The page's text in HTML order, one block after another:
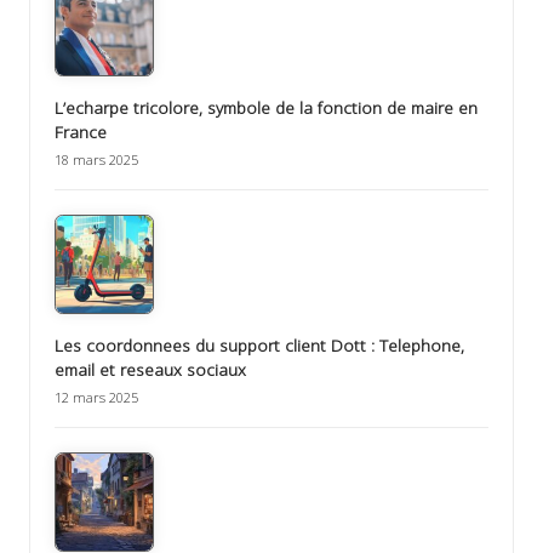
L’echarpe tricolore, symbole de la fonction de maire en
France
18 mars 2025
Les coordonnees du support client Dott : Telephone,
email et reseaux sociaux
12 mars 2025